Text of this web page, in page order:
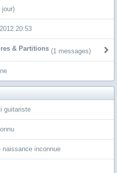
jour)
20:53
& Partitions(1 messages)
guitariste
naissance inconnue